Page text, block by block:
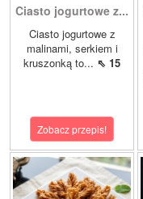
Ciasto jogurtowe z...
Ciasto jogurtowe z
malinami, serkiem i
kruszonką to... ⇖ 15
Zobacz przepis!